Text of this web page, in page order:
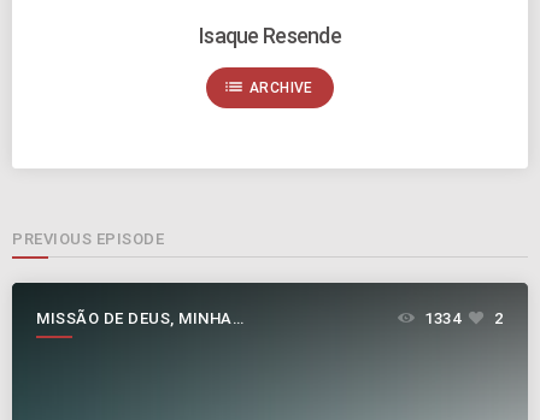
Isaque Resende
list ARCHIVE
PREVIOUS EPISODE
MISSÃO DE DEUS, MINHA
MISSÃO
1334 2